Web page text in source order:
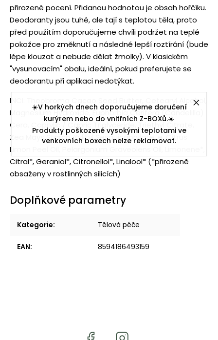
☀️V horkých dnech doporučujeme doručení
kurýrem nebo do vnitřních Z-BOXů.☀️
Produkty poškozené vysokými teplotami ve
venkovních boxech nelze reklamovat.
přirozené pocení. Přidanou hodnotou je obsah hořčíku.
Deodoranty jsou tuhé, ale tají s teplotou těla, proto
před použitím doporučujeme chvíli podržet na teplé
pokožce pro změknutí a následné lepší roztírání (bude
lépe klouzat a nebude dělat žmolky). V klasickém
"vysunovacím" obalu, ideální, pokud preferujete se
deodorantu při aplikaci nedotýkat.
INCI: Theobroma Cacao Seed Butter, Cetearyl Alcohol,
Magnesium Hydroxide, Euphorbia Cerifera (Candelilla)
Cera, Caprylic / Capric Triglyceride, Triethyl Citrate,
Zea Mays Starch, Xylityl Sesquicaprylate, e, Citrus
Limon Peel Oil, Pelargonium Graveolens Oil, Limonene*,
Citral*, Geraniol*, Citronellol*, Linalool* (*přirozeně
obsaženy v rostlinných silicích)
Doplňkové parametry
Kategorie: Tělová péče
EAN: 8594186493159